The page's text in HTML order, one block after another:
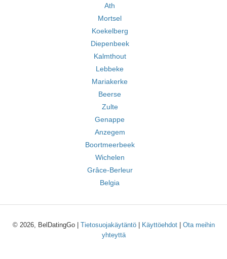
Ath
Mortsel
Koekelberg
Diepenbeek
Kalmthout
Lebbeke
Mariakerke
Beerse
Zulte
Genappe
Anzegem
Boortmeerbeek
Wichelen
Grâce-Berleur
Belgia
© 2026, BelDatingGo | Tietosuojakäytäntö| Käyttöehdot| Ota meihin
yhteyttä